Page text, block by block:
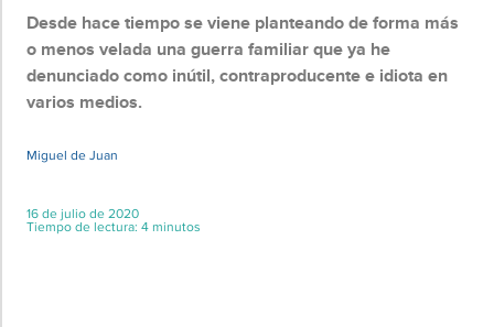
Desde hace tiempo se viene planteando de forma más
o menos velada una guerra familiar que ya he
denunciado como inútil, contraproducente e idiota en
varios medios.
Miguel de Juan
16 de julio de 2020
Tiempo de lectura: 4 minutos